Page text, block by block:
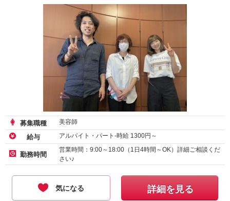
募集職種 美容師
給与 アルバイト・パート-時給 1300円～
勤務時間
営業時間：9:00～18:00（1日4時間～OK）詳細ご相談くだ
さい♪
気になる 詳細を見る